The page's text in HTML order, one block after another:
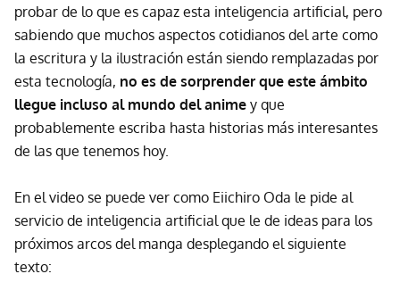
probar de lo que es capaz esta inteligencia artificial, pero
sabiendo que muchos aspectos cotidianos del arte como
la escritura y la ilustración están siendo remplazadas por
esta tecnología, no es de sorprender que este ámbito
llegue incluso al mundo del anime y que
probablemente escriba hasta historias más interesantes
de las que tenemos hoy.
En el video se puede ver como Eiichiro Oda le pide al
servicio de inteligencia artificial que le de ideas para los
próximos arcos del manga desplegando el siguiente
texto: